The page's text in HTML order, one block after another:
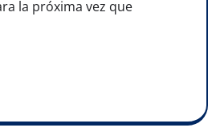
la próxima vez que